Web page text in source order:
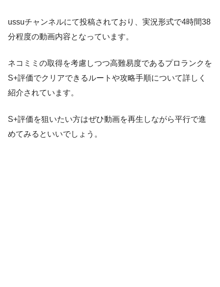
ussuチャンネルにて投稿されており、実況形式で4時間38
分程度の動画内容となっています。
ネコミミの取得を考慮しつつ高難易度であるプロランクを
S+評価でクリアできるルートや攻略手順について詳しく
紹介されています。
S+評価を狙いたい方はぜひ動画を再生しながら平行で進
めてみるといいでしょう。